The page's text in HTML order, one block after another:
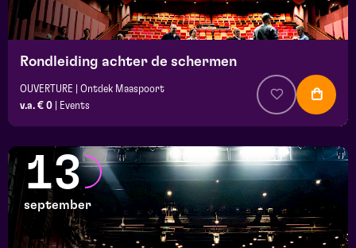
Rondleiding achter de schermen
OUVERTURE | Ontdek Maaspoort
v.a. € 0
Events
13
september